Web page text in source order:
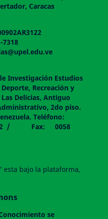
Caracas
7318
Investigación Estudios
Recreación y
Las Delicias, Antiguo
2do piso.
Venezuela. Teléfono:
/ Fax: 0058
esta bajo la plataforma,
se